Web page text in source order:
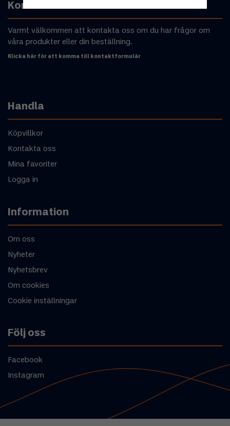
Kontakta oss
Varmt välkommen att kontakta oss om du har frågor om
våra produkter eller din beställning.
Klicka här för att komma till kontaktformulär
Handla
Köpvillkor
Kontakta oss
Mina favoriter
Logga in
Information
Om oss
Nyheter
Nyhetsbrev
Om cookies
Cookie inställningar
Följ oss
Facebook
Instagram